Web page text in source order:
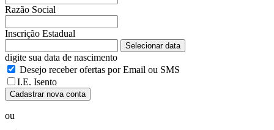
Razão Social
Inscrição Estadual
Selecionar data
digite sua data de nascimento
Desejo receber ofertas por Email ou SMS
I.E. Isento
Cadastrar nova conta
ou